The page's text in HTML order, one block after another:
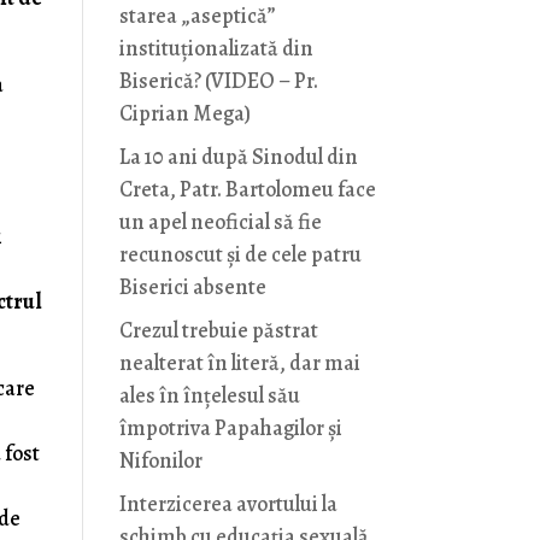
fost
starea „aseptică”
instituționalizată din
Biserică? (VIDEO – Pr.
Ciprian Mega)
La 10 ani după Sinodul din
Creta, Patr. Bartolomeu face
un apel neoficial să fie
recunoscut și de cele patru
Biserici absente
Crezul trebuie păstrat
nealterat în literă, dar mai
ales în înțelesul său
împotriva Papahagilor și
Nifonilor
Interzicerea avortului la